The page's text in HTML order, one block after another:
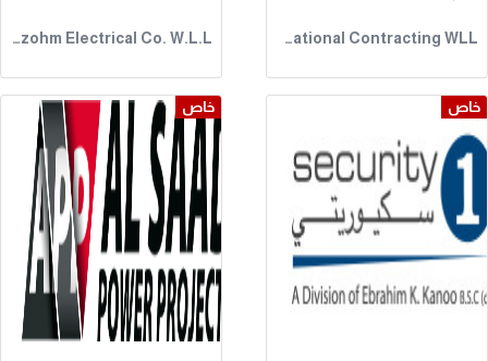
Esmaely Lenzohm Electrical Co. W.L.L Arabian International Contracting WLL.
خاص خاص